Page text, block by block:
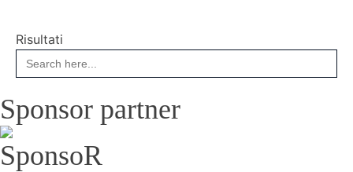
Risultati
Search
for:
Sponsor partner
SponsoR